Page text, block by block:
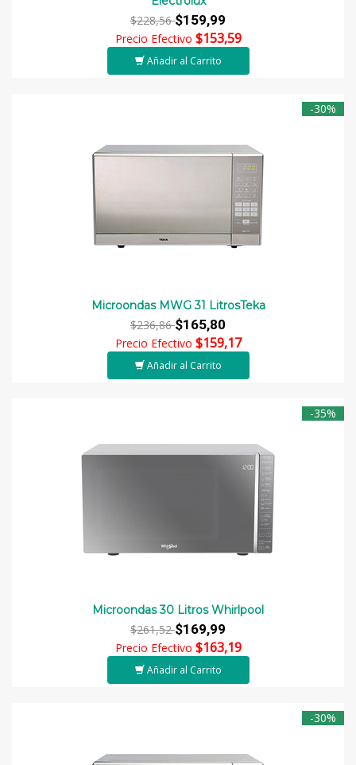
$228,56$159,99
Precio Efectivo $153,59
Añadir al Carrito
-30%
Microondas MWG 31 LitrosTeka
$236,86$165,80
Precio Efectivo $159,17
Añadir al Carrito
-35%
Microondas 30 Litros Whirlpool
$261,52$169,99
Precio Efectivo $163,19
Añadir al Carrito
-30%